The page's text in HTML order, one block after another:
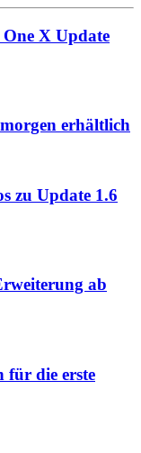
X Update
erhältlich
zu Update 1.6
ab
für die erste